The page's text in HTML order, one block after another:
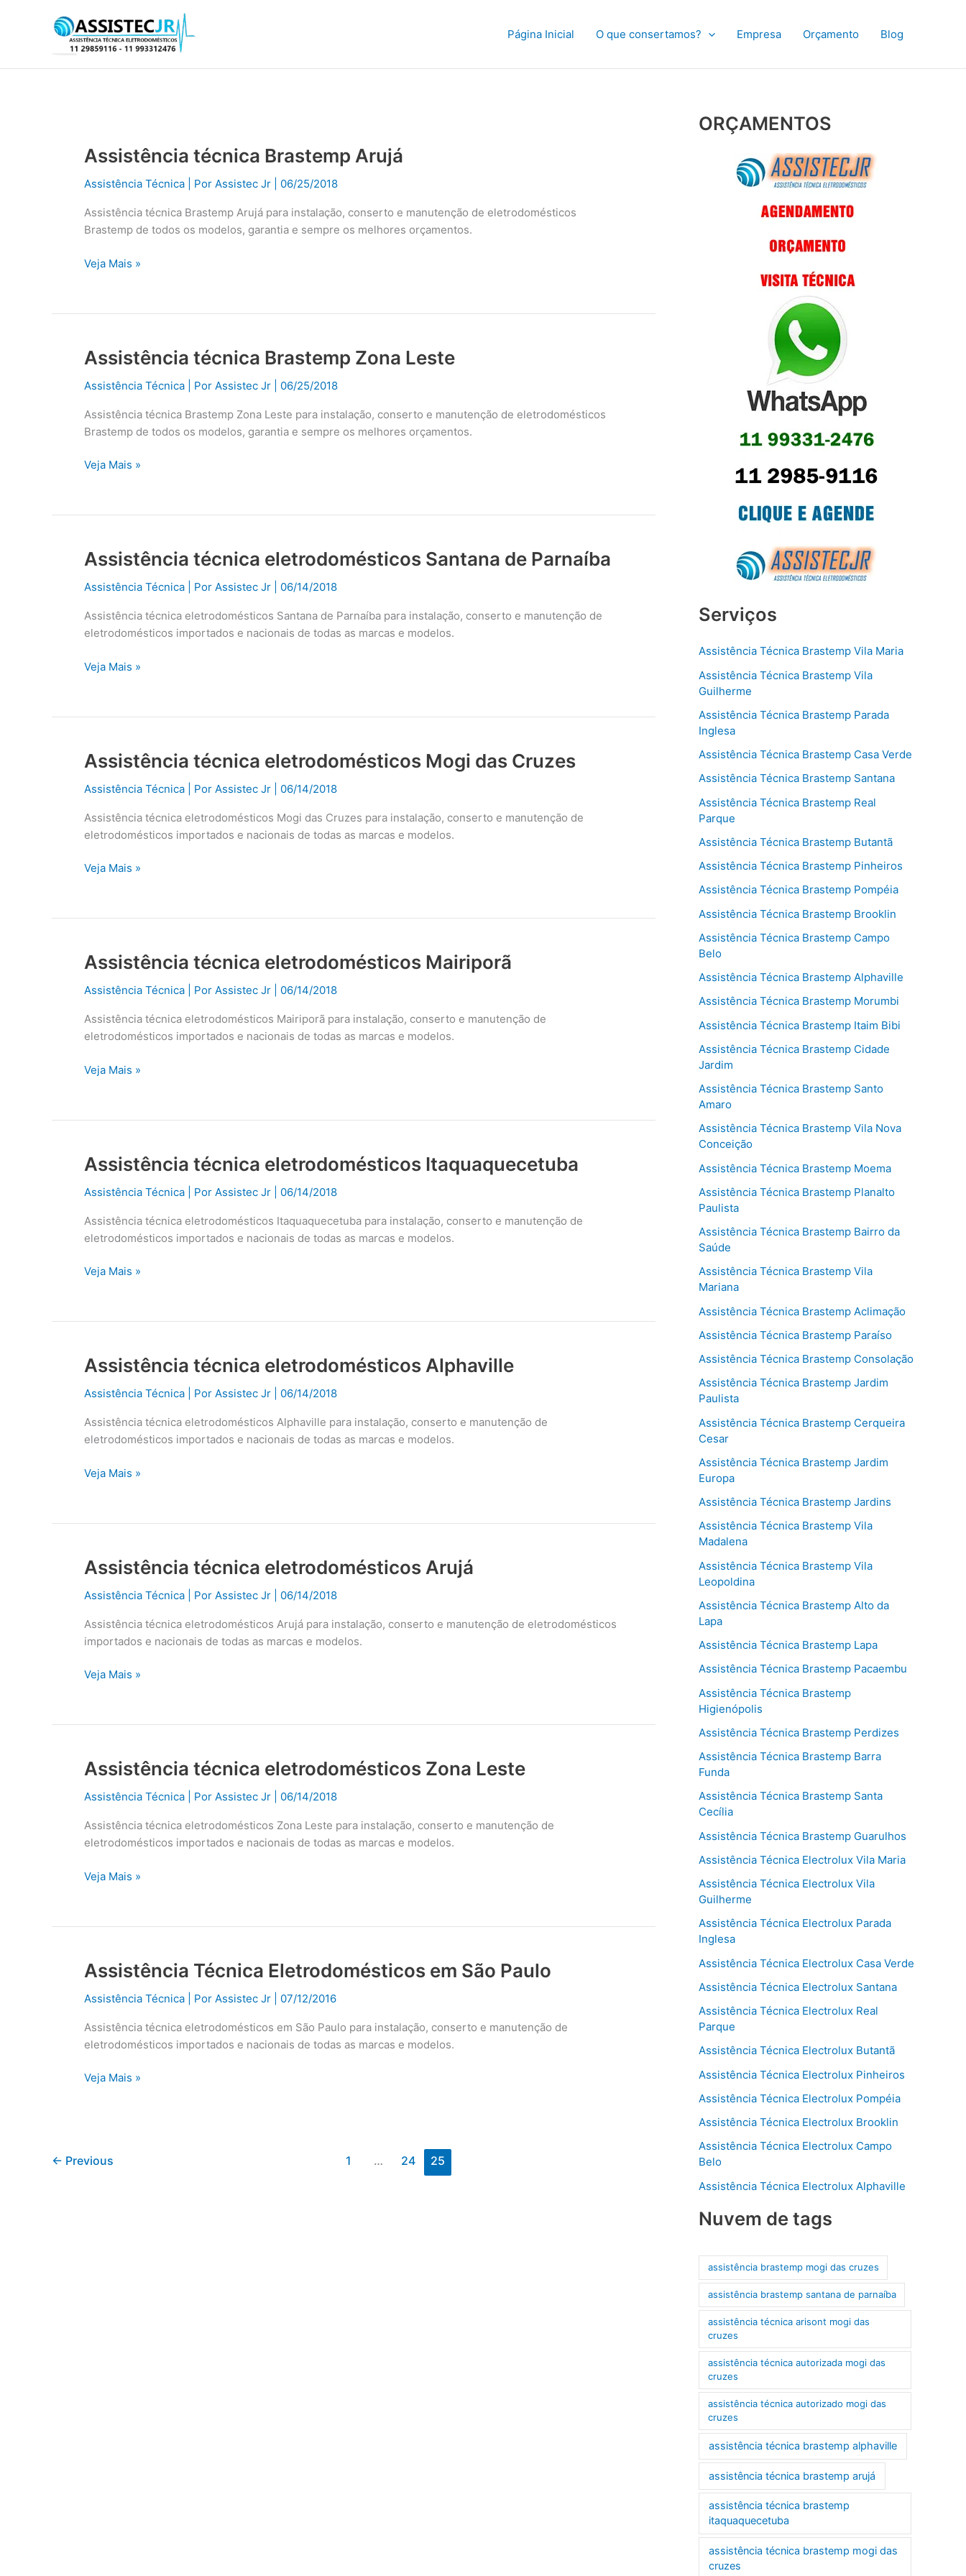
Página Inicial O que consertamos? Empresa Orçamento Blog
Assistência técnica Brastemp Arujá
Assistência Técnica | Por Assistec Jr 06/25/2018
Assistência técnica Brastemp Arujá para instalação, conserto e manutenção de eletrodomésticos
Brastemp de todos os modelos, garantia e sempre os melhores orçamentos.
Assistência
Brastemp
Veja Mais »
Assistência técnica Brastemp Zona Leste
Assistência Técnica | Por Assistec Jr 06/25/2018
Assistência técnica Brastemp Zona Leste para instalação, conserto e manutenção de eletrodomésticos
Brastemp de todos os modelos, garantia e sempre os melhores orçamentos.
Assistência
Brastemp
Leste
Veja Mais »
Assistência técnica eletrodomésticos Santana de Parnaíba
Assistência Técnica | Por Assistec Jr 06/14/2018
Assistência técnica eletrodomésticos Santana de Parnaíba para instalação, conserto e manutenção de
eletrodomésticos importados e nacionais de todas as marcas e modelos.
Assistência
eletrodomésticos
de
Parnaíba
Veja Mais »
Assistência técnica eletrodomésticos Mogi das Cruzes
Assistência Técnica | Por Assistec Jr 06/14/2018
Assistência técnica eletrodomésticos Mogi das Cruzes para instalação, conserto e manutenção de
eletrodomésticos importados e nacionais de todas as marcas e modelos.
Assistência
eletrodomésticos
das
Cruzes
Veja Mais »
Assistência técnica eletrodomésticos Mairiporã
Assistência Técnica | Por Assistec Jr 06/14/2018
Assistência técnica eletrodomésticos Mairiporã para instalação, conserto e manutenção de
eletrodomésticos importados e nacionais de todas as marcas e modelos.
Assistência
eletrodomésticos
Veja Mais »
Assistência técnica eletrodomésticos Itaquaquecetuba
Assistência Técnica | Por Assistec Jr 06/14/2018
Assistência técnica eletrodomésticos Itaquaquecetuba para instalação, conserto e manutenção de
eletrodomésticos importados e nacionais de todas as marcas e modelos.
Assistência
eletrodomésticos
Veja Mais »
Assistência técnica eletrodomésticos Alphaville
Assistência Técnica | Por Assistec Jr 06/14/2018
Assistência técnica eletrodomésticos Alphaville para instalação, conserto e manutenção de
eletrodomésticos importados e nacionais de todas as marcas e modelos.
Assistência
eletrodomésticos
Veja Mais »
Assistência técnica eletrodomésticos Arujá
Assistência Técnica | Por Assistec Jr 06/14/2018
Assistência técnica eletrodomésticos Arujá para instalação, conserto e manutenção de eletrodomésticos
importados e nacionais de todas as marcas e modelos.
Assistência
eletrodomésticos
Veja Mais »
Assistência técnica eletrodomésticos Zona Leste
Assistência Técnica | Por Assistec Jr 06/14/2018
Assistência técnica eletrodomésticos Zona Leste para instalação, conserto e manutenção de
eletrodomésticos importados e nacionais de todas as marcas e modelos.
Assistência
eletrodomésticos
Leste
Veja Mais »
Assistência Técnica Eletrodomésticos em São Paulo
Assistência Técnica | Por Assistec Jr 07/12/2016
Assistência técnica eletrodomésticos em São Paulo para instalação, conserto e manutenção de
eletrodomésticos importados e nacionais de todas as marcas e modelos.
Assistência
Eletrodomésticos
São
Paulo
Veja Mais »
← Previous 1 … 24 25
ORÇAMENTOS
Serviços
Assistência Técnica Brastemp Vila Maria
Assistência Técnica Brastemp Vila
Guilherme
Assistência Técnica Brastemp Parada
Inglesa
Assistência Técnica Brastemp Casa Verde
Assistência Técnica Brastemp Santana
Assistência Técnica Brastemp Real
Parque
Assistência Técnica Brastemp Butantã
Assistência Técnica Brastemp Pinheiros
Assistência Técnica Brastemp Pompéia
Assistência Técnica Brastemp Brooklin
Assistência Técnica Brastemp Campo
Belo
Assistência Técnica Brastemp Alphaville
Assistência Técnica Brastemp Morumbi
Assistência Técnica Brastemp Itaim Bibi
Assistência Técnica Brastemp Cidade
Jardim
Assistência Técnica Brastemp Santo
Amaro
Assistência Técnica Brastemp Vila Nova
Conceição
Assistência Técnica Brastemp Moema
Assistência Técnica Brastemp Planalto
Paulista
Assistência Técnica Brastemp Bairro da
Saúde
Assistência Técnica Brastemp Vila
Mariana
Assistência Técnica Brastemp Aclimação
Assistência Técnica Brastemp Paraíso
Assistência Técnica Brastemp Consolação
Assistência Técnica Brastemp Jardim
Paulista
Assistência Técnica Brastemp Cerqueira
Cesar
Assistência Técnica Brastemp Jardim
Europa
Assistência Técnica Brastemp Jardins
Assistência Técnica Brastemp Vila
Madalena
Assistência Técnica Brastemp Vila
Leopoldina
Assistência Técnica Brastemp Alto da
Lapa
Assistência Técnica Brastemp Lapa
Assistência Técnica Brastemp Pacaembu
Assistência Técnica Brastemp
Higienópolis
Assistência Técnica Brastemp Perdizes
Assistência Técnica Brastemp Barra
Funda
Assistência Técnica Brastemp Santa
Cecília
Assistência Técnica Brastemp Guarulhos
Assistência Técnica Electrolux Vila Maria
Assistência Técnica Electrolux Vila
Guilherme
Assistência Técnica Electrolux Parada
Inglesa
Assistência Técnica Electrolux Casa Verde
Assistência Técnica Electrolux Santana
Assistência Técnica Electrolux Real
Parque
Assistência Técnica Electrolux Butantã
Assistência Técnica Electrolux Pinheiros
Assistência Técnica Electrolux Pompéia
Assistência Técnica Electrolux Brooklin
Assistência Técnica Electrolux Campo
Belo
Assistência Técnica Electrolux Alphaville
Nuvem de tags
assistência brastemp mogi das cruzes
assistência brastemp santana de parnaíba
assistência técnica arisont mogi das
cruzes
assistência técnica autorizada mogi das
cruzes
assistência técnica autorizado mogi das
cruzes
assistência técnica brastemp alphaville
assistência técnica brastemp arujá
assistência técnica brastemp
itaquaquecetuba
assistência técnica brastemp mogi das
cruzes